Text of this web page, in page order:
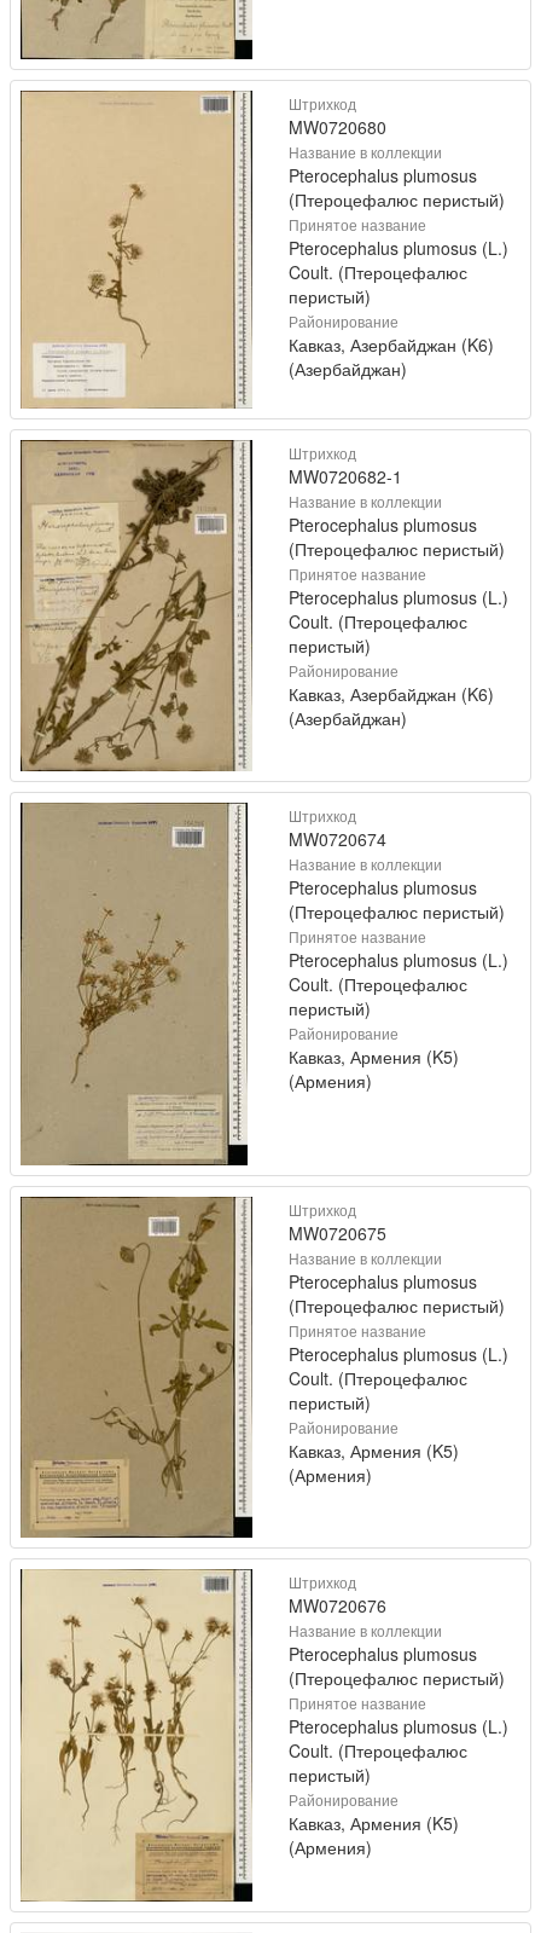
Штрихкод
MW0720680
Название в коллекции
Pterocephalus plumosus
(Птероцефалюс перистый)
Принятое название
Pterocephalus plumosus (L.)
Coult. (Птероцефалюс
перистый)
Районирование
Кавказ, Азербайджан (K6)
(Азербайджан)
Штрихкод
MW0720682-1
Название в коллекции
Pterocephalus plumosus
(Птероцефалюс перистый)
Принятое название
Pterocephalus plumosus (L.)
Coult. (Птероцефалюс
перистый)
Районирование
Кавказ, Азербайджан (K6)
(Азербайджан)
Штрихкод
MW0720674
Название в коллекции
Pterocephalus plumosus
(Птероцефалюс перистый)
Принятое название
Pterocephalus plumosus (L.)
Coult. (Птероцефалюс
перистый)
Районирование
Кавказ, Армения (K5)
(Армения)
Штрихкод
MW0720675
Название в коллекции
Pterocephalus plumosus
(Птероцефалюс перистый)
Принятое название
Pterocephalus plumosus (L.)
Coult. (Птероцефалюс
перистый)
Районирование
Кавказ, Армения (K5)
(Армения)
Штрихкод
MW0720676
Название в коллекции
Pterocephalus plumosus
(Птероцефалюс перистый)
Принятое название
Pterocephalus plumosus (L.)
Coult. (Птероцефалюс
перистый)
Районирование
Кавказ, Армения (K5)
(Армения)